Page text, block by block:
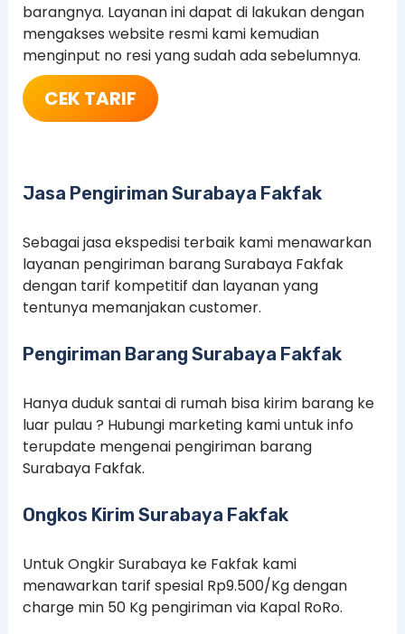
barangnya. Layanan ini dapat di lakukan dengan
mengakses website resmi kami kemudian
menginput no resi yang sudah ada sebelumnya.
CEK TARIF
Jasa Pengiriman Surabaya Fakfak
Sebagai jasa ekspedisi terbaik kami menawarkan
layanan pengiriman barang Surabaya Fakfak
dengan tarif kompetitif dan layanan yang
tentunya memanjakan customer.
Pengiriman Barang Surabaya Fakfak
Hanya duduk santai di rumah bisa kirim barang ke
luar pulau ? Hubungi marketing kami untuk info
terupdate mengenai pengiriman barang
Surabaya Fakfak.
Ongkos Kirim Surabaya Fakfak
Untuk Ongkir Surabaya ke Fakfak kami
menawarkan tarif spesial Rp9.500/Kg dengan
charge min 50 Kg pengiriman via Kapal RoRo.